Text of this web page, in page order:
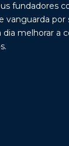
fundadores
vanguarda por
dia melhorar a